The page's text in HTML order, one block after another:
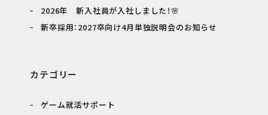
2026年 新入社員が入社しました！🌸
新卒採用：2027卒向け4月単独説明会のお知らせ
カテゴリー
ゲーム就活サポート